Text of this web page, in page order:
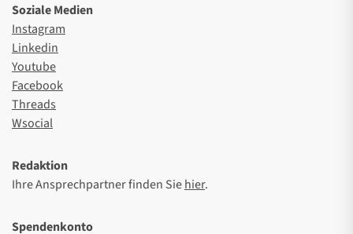
Soziale Medien
Instagram
Linkedin
Youtube
Facebook
Threads
Wsocial
Redaktion
Ihre Ansprechpartner finden Siehier.
Spendenkonto